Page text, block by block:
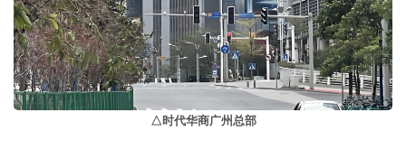
△时代华商广州总部